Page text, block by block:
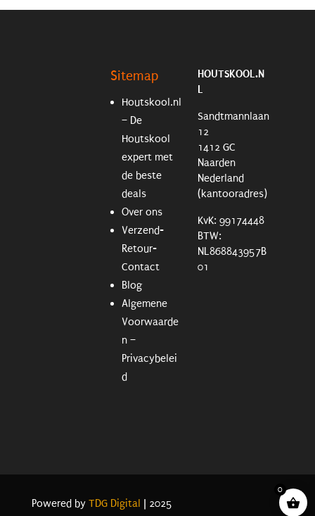
Sitemap
Houtskool.nl
– De
Houtskool
expert met
de beste
deals
Over ons
Verzend-
Retour-
Contact
Blog
Algemene
Voorwaarde
n –
Privacybelei
d
HOUTSKOOL.N
L
Sandtmannlaan
12
1412 GC
Naarden
Nederland
(kantooradres)
KvK: 99174448
BTW:
NL868843957B
01
Powered by TDG Digital | 2025
0